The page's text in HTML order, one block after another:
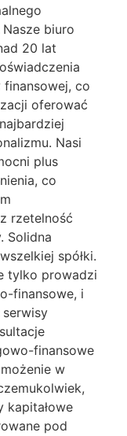
biuro
20 lat
co
oferować
Nasi
plus
co
rzetelność
Solidna
spółki.
tylko prowadzi
finansowe, i
finansowe
w
kapitałowe
pod